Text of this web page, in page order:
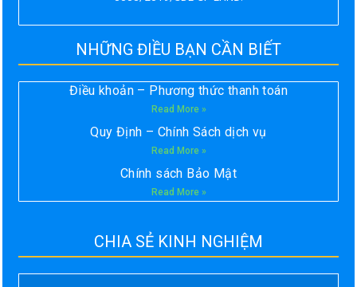
NHỮNG ĐIỀU BẠN CẦN BIẾT
Điều khoản – Phương thức thanh toán
Read More »
Quy Định – Chính Sách dịch vụ
Read More »
Chính sách Bảo Mật
Read More »
CHIA SẺ KINH NGHIỆM